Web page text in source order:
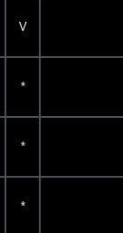
V
*
*
*